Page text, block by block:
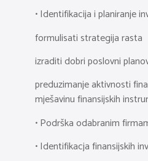
• Identifikacija i planiranje
formulisati strategija rasta
izraditi dobri poslovni
preduzimanje aktivnosti
mješavinu finansijskih
• Podrška odabranim
• Identifikacja finansijskih